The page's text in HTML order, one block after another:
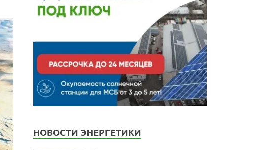
НОВОСТИ ЭНЕРГЕТИКИ